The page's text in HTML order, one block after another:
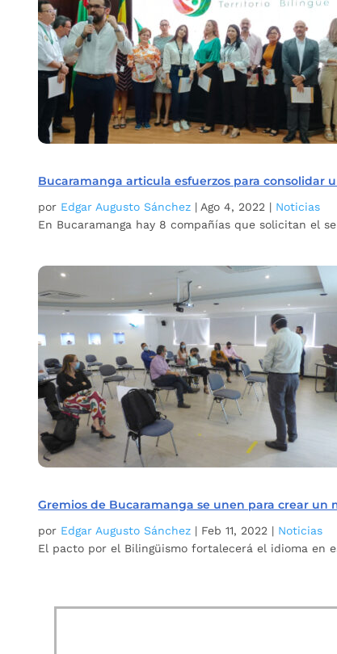
Bucaramanga articula esfuerzos para consolidar
por Edgar Augusto Sánchez | Ago 4, 2022 | Noticias
En Bucaramanga hay 8 compañías que solicitan el
Gremios de Bucaramanga se unen para crear
por Edgar Augusto Sánchez | Feb 11, 2022 | Noticias
El pacto por el Bilingüismo fortalecerá el idioma en